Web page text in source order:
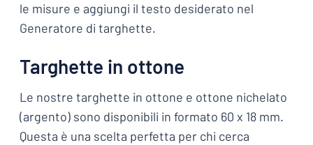
le misure e aggiungi il testo desiderato nel
Generatore di targhette.
Targhette in ottone
Le nostre targhette in ottone e ottone nichelato
(argento) sono disponibili in formato 60 x 18 mm.
Questa è una scelta perfetta per chi cerca